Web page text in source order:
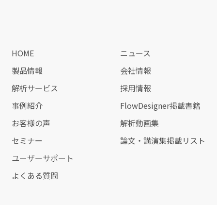
HOME
製品情報
解析サービス
事例紹介
お客様の声
セミナー
ユーザーサポート
よくある質問
ニュース
会社情報
採用情報
FlowDesigner掲載書籍
解析動画集
論文・講演集掲載リスト